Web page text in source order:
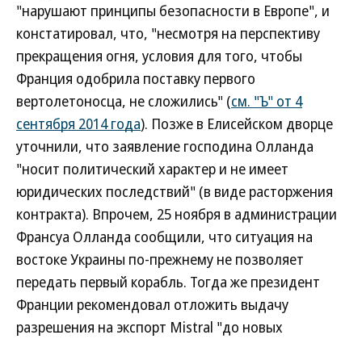
"нарушают принципы безопасности в Европе", и
констатировал, что, "несмотря на перспективу
прекращения огня, условия для того, чтобы
Франция одобрила поставку первого
вертолетоносца, не сложились" (см. "Ъ" от 4
сентября 2014 года). Позже в Елисейском дворце
уточнили, что заявление господина Олланда
"носит политический характер и не имеет
юридических последствий" (в виде расторжения
контракта). Впрочем, 25 ноября в администрации
Франсуа Олланда сообщили, что ситуация на
востоке Украины по-прежнему не позволяет
передать первый корабль. Тогда же президент
Франции рекомендовал отложить выдачу
разрешения на экспорт Mistral "до новых